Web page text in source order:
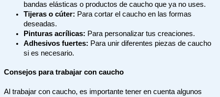
bandas elásticas o productos de caucho que ya no uses.
Tijeras o cúter: Para cortar el caucho en las formas
deseadas.
Pinturas acrílicas: Para personalizar tus creaciones.
Adhesivos fuertes: Para unir diferentes piezas de caucho
si es necesario.
Consejos para trabajar con caucho
Al trabajar con caucho, es importante tener en cuenta algunos